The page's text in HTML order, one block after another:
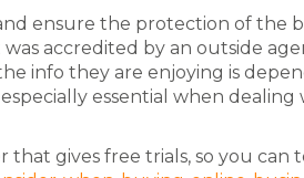
ensure the protection of the
accredited by an outside
info they are enjoying is
essential when
that gives free trials, so you can